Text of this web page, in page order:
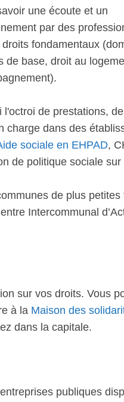
une écoute et un
par des
fondamentaux
de base, droit au
l'octroi de prestations,
charge dans des
sociale en EHPAD,
de politique sociale
de plus petites
Intercommunal
sur vos droits. Vous
à la Maison des
dans la capitale.
publiques